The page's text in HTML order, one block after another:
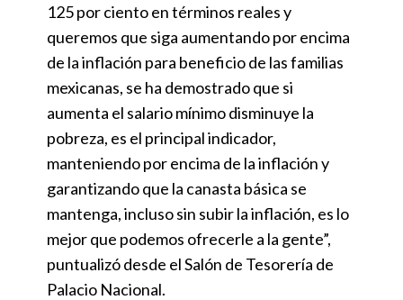
125 por ciento en términos reales y
queremos que siga aumentando por encima
de la inflación para beneficio de las familias
mexicanas, se ha demostrado que si
aumenta el salario mínimo disminuye la
pobreza, es el principal indicador,
manteniendo por encima de la inflación y
garantizando que la canasta básica se
mantenga, incluso sin subir la inflación, es lo
mejor que podemos ofrecerle a la gente”,
puntualizó desde el Salón de Tesorería de
Palacio Nacional.